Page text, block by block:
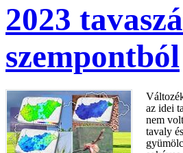
2023
szempontból
az idei
nem
tavaly